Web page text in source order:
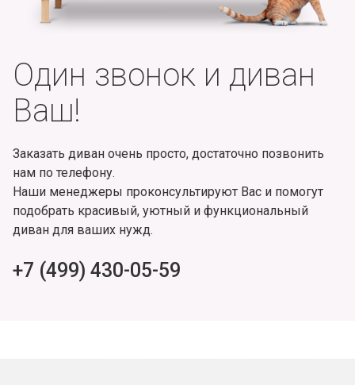
Один звонок и диван
Ваш!
Заказать диван очень просто, достаточно позвонить
нам по телефону.
Наши менеджеры проконсультируют Вас и помогут
подобрать красивый, уютный и функциональный
диван для ваших нужд.
+7 (499) 430-05-59